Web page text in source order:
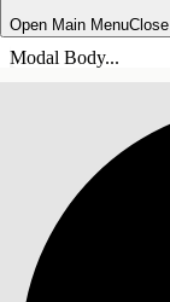
Open Main MenuClose
Modal Body...
ÍNDICE